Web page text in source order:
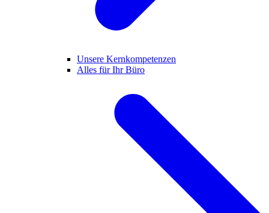
Unsere Kernkompetenzen
Alles für Ihr Büro